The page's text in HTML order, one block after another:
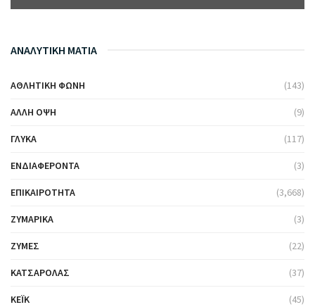
ΑΝΑΛΥΤΙΚΗ ΜΑΤΙΑ
ΑΘΛΗΤΙΚΉ ΦΩΝΉ (143)
ΆΛΛΗ ΌΨΗ (9)
ΓΛΥΚΆ (117)
ΕΝΔΙΑΦΈΡΟΝΤΑ (3)
ΕΠΙΚΑΙΡΌΤΗΤΑ (3,668)
ΖΥΜΑΡΙΚΆ (3)
ΖΎΜΕΣ (22)
ΚΑΤΣΑΡΌΛΑΣ (37)
ΚΈΙΚ (45)